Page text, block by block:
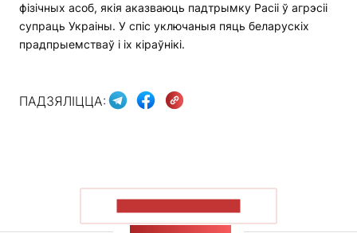
фізічных асоб, якія аказваюць падтрымку Расіі ў агрэсіі
супраць Украіны. У спіс уключаныя пяць беларускіх
прадпрыемстваў і іх кіраўнікі.
ПАДЗЯЛІЦЦА: